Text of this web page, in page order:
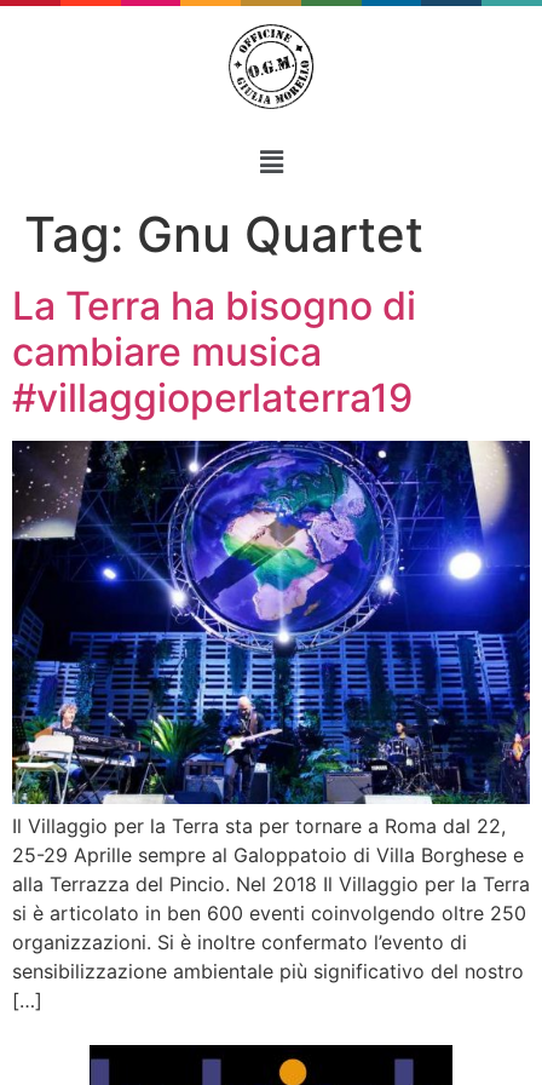
Tag: Gnu Quartet
La Terra ha bisogno di
cambiare musica
#villaggioperlaterra19
Il Villaggio per la Terra sta per tornare a Roma dal 22,
25-29 Aprille sempre al Galoppatoio di Villa Borghese e
alla Terrazza del Pincio. Nel 2018 Il Villaggio per la Terra
si è articolato in ben 600 eventi coinvolgendo oltre 250
organizzazioni. Si è inoltre confermato l’evento di
sensibilizzazione ambientale più significativo del nostro
[…]